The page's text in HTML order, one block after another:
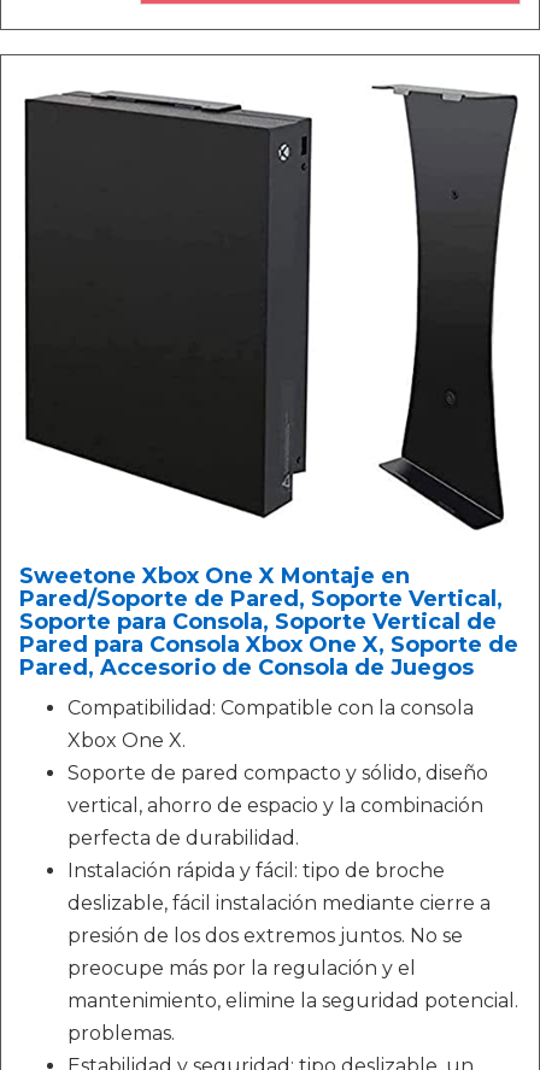
Sweetone Xbox One X Montaje en
Pared/Soporte de Pared, Soporte Vertical,
Soporte para Consola, Soporte Vertical de
Pared para Consola Xbox One X, Soporte de
Pared, Accesorio de Consola de Juegos
Compatibilidad: Compatible con la consola
Xbox One X.
Soporte de pared compacto y sólido, diseño
vertical, ahorro de espacio y la combinación
perfecta de durabilidad.
Instalación rápida y fácil: tipo de broche
deslizable, fácil instalación mediante cierre a
presión de los dos extremos juntos. No se
preocupe más por la regulación y el
mantenimiento, elimine la seguridad potencial.
problemas.